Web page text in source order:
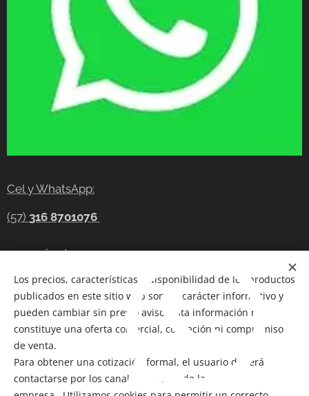
Cel y WhatsApp:
(57) 316 8701076
gerencia@tecnocompras.com.co
Cel y WhatsApp:(57)316 8701076
Cel: (57) 300 8686914
Telegram:
@tecnocompras;(57) 316 8701076
Los precios, características y disponibilidad de los productos
publicados en este sitio web son de carácter informativo y
pueden cambiar sin previo aviso. Esta información no
constituye una oferta comercial, cotización ni compromiso
de venta.
Para obtener una cotización formal, el usuario deberá
contactarse por los canales oficiales de la